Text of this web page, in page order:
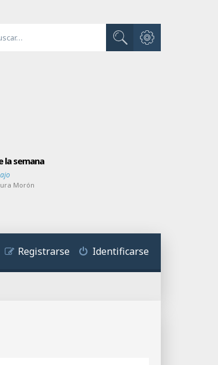
Buscar
Búsqueda avanzada
la semana
Morón
Identificarse
Registrarse